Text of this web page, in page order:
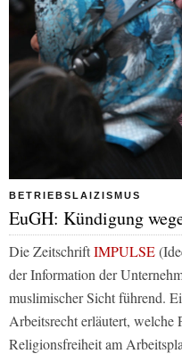
BETRIEBSLAIZISMUS
EuGH: Kündigung
Die ZeitschriftIMPULSE
der Information der
muslimischer Sicht führend.
Arbeitsrecht erläutert, welche
Religionsfreiheit am